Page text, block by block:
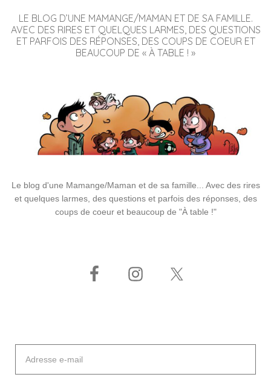
LE BLOG D’UNE MAMANGE/MAMAN ET DE SA FAMILLE.
AVEC DES RIRES ET QUELQUES LARMES, DES QUESTIONS
ET PARFOIS DES RÉPONSES, DES COUPS DE COEUR ET
BEAUCOUP DE « À TABLE ! »
Le blog d'une Mamange/Maman et de sa famille... Avec des rires
et quelques larmes, des questions et parfois des réponses, des
coups de coeur et beaucoup de "À table !"
mail